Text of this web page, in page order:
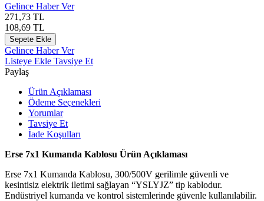
Gelince Haber Ver
271,73 TL
108,69 TL
Sepete Ekle
Gelince Haber Ver
Listeye Ekle Tavsiye Et
Paylaş
Ürün Açıklaması
Ödeme Seçenekleri
Yorumlar
Tavsiye Et
İade Koşulları
Erse 7x1 Kumanda Kablosu Ürün Açıklaması
Erse 7x1 Kumanda Kablosu, 300/500V gerilimle güvenli ve
kesintisiz elektrik iletimi sağlayan “YSLYJZ” tip kablodur.
Endüstriyel kumanda ve kontrol sistemlerinde güvenle kullanılabilir.